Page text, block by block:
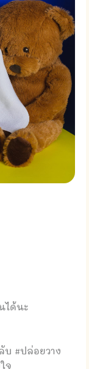
ได้นะ
บ #ปล่อยวาง
จ